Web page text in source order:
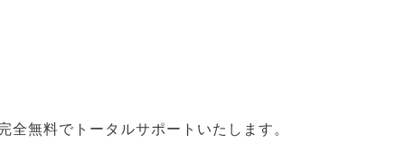
無料でトータルサポートいたします。